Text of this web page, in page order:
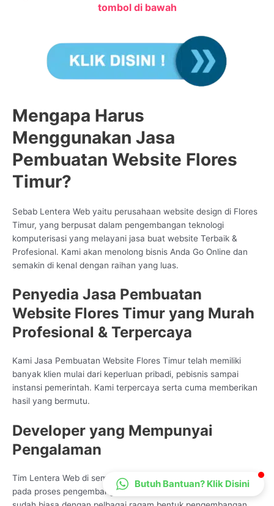
tombol di bawah
Mengapa Harus
Menggunakan Jasa
Pembuatan Website Flores
Timur?
Sebab Lentera Web yaitu perusahaan website design di Flores
Timur, yang berpusat dalam pengembangan teknologi
komputerisasi yang melayani jasa buat website Terbaik &
Profesional. Kami akan menolong bisnis Anda Go Online dan
semakin di kenal dengan raihan yang luas.
Penyedia Jasa Pembuatan
Website Flores Timur yang Murah
Profesional & Terpercaya
Kami Jasa Pembuatan Website Flores Timur telah memiliki
banyak klien mulai dari keperluan pribadi, pebisnis sampai
instansi pemerintah. Kami terpercaya serta cuma memberikan
hasil yang bermutu.
Developer yang Mempunyai
Pengalaman
Tim Lentera Web di semua penjuru Indonesia benar-benar ahli
pada proses pengembangan pelayanan Data Technologi, kami
CS Lenteraweb
Online
Butuh Bantuan? Klik Disini